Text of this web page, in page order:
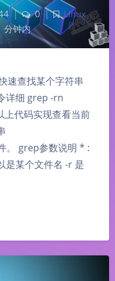
| 0 |
Linux
分钟内
速查找某个字符串
详细 grep -rn
代码实现查看当前
。 grep参数说明 * :
是某个文件名 -r 是